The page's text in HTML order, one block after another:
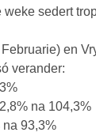
sedert
en
verander:
na 104,3%
na 93,3%